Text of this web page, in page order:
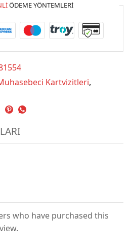
ÖDEME YÖNTEMLERI
Kartvizitleri,
who have purchased this